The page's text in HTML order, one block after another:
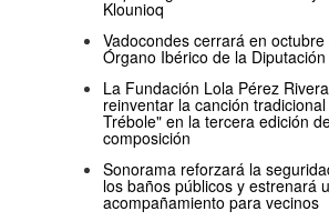
Klounioq
Vadocondes cerrará en
Órgano Ibérico de la
La Fundación Lola Pérez
reinventar la canción
Trébole" en la tercera edición
composición
Sonorama reforzará la
los baños públicos y estrenará
acompañamiento para vecinos